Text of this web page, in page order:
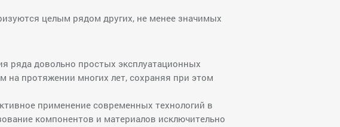
целым рядом других, не менее значимых
ряда довольно простых эксплуатационных
на протяжении многих лет, сохраняя при этом
применение современных технологий в
компонентов и материалов исключительно